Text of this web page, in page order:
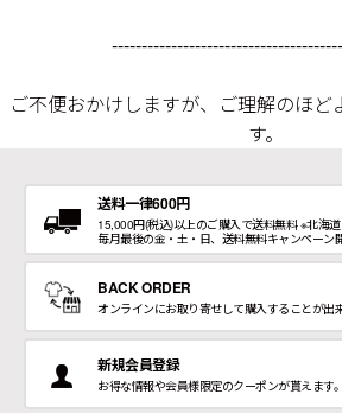
お支払いについて
店舗情報
プライバシーポリシー
特定商取引法の表記
ご不便おかけしますが、ご理解のほど
す。
送料一律600円
15,000円(税込)以上のご購入で送料無料 ※北海
毎月最後の金・土・日、送料無料キャンペーン
BACK ORDER
オンラインにお取り寄せして購入することが出
新規会員登録
お得な情報や会員様限定のクーポンが貰えます。